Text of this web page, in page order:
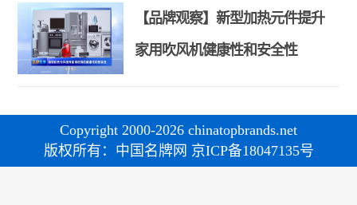
【品牌观察】新型加热元件提升
家用吹风机健康性和安全性
Copyright 2000-2026 chinatopbrands.net
版权所有：中国名牌网 京ICP备18047135号